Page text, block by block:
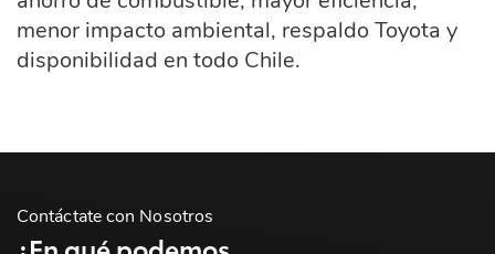
menor impacto ambiental, respaldo Toyota y
disponibilidad en todo Chile.
Contáctate con Nosotros